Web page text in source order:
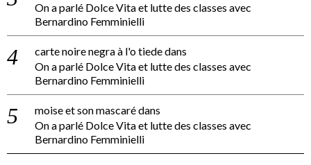
On a parlé Dolce Vita et lutte des classes avec
Bernardino Femminielli
carte noire negra à l'o tiededans
On a parlé Dolce Vita et lutte des classes avec
Bernardino Femminielli
moise et son mascarédans
On a parlé Dolce Vita et lutte des classes avec
Bernardino Femminielli